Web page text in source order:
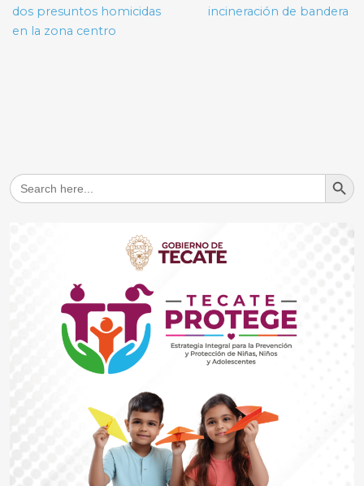
entradas
dos presuntos homicidas
en la zona centro
incineración de bandera
Search
for:
Search